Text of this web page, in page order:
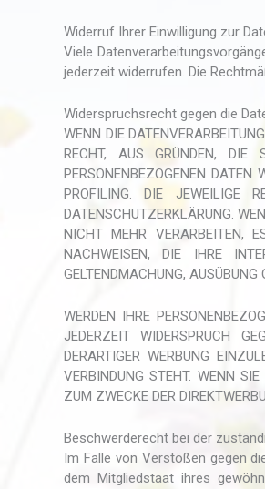
Widerruf Ihrer Einwilligung zur
Viele
jederzeit widerrufen. Die
Widerspruchsrecht gegen die
WENN DIE
RECHT, AUS GRÜNDEN, DIE
PERSONENBEZOGENEN DATEN
PROFILING. DIE JEWEILIGE
DATENSCHUTZERKLÄRUNG.
NICHT MEHR VERARBEITEN,
NACHWEISEN, DIE IHRE
GELTENDMACHUNG,
WERDEN IHRE
JEDERZEIT WIDERSPRUCH
DERARTIGER WERBUNG
VERBINDUNG STEHT. WENN
ZUM ZWECKE DER
Beschwerde­recht bei der
Im Falle von Verstößen gegen
dem Mitgliedstaat ihres